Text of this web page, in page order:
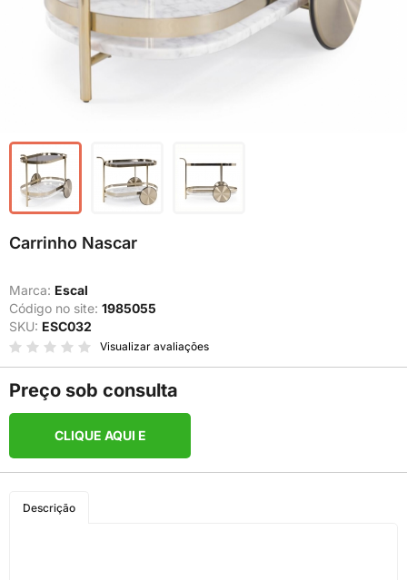
Carrinho Nascar
Marca: Escal
Código no site: 1985055
SKU: ESC032
Visualizar avaliações
Preço sob consulta
CLIQUE AQUI E
Descrição